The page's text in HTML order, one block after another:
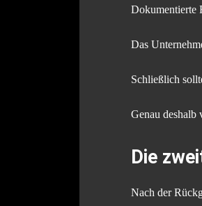
Dokumentierte
Das
Schließlich
Genau deshalb
Die
Nach der